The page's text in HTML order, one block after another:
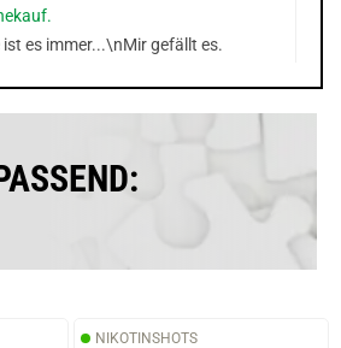
es immer...\nMir gefällt es.
NIKOTINSHOTS